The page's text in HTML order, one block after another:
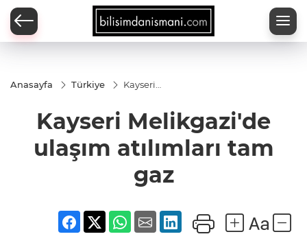
Anasayfa Türkiye
Kayseri
atılımları
tam gaz
Kayseri Melikgazi'de
ulaşım atılımları tam
gaz